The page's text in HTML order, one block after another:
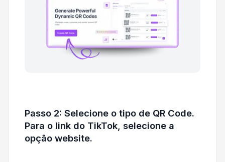
Passo 2: Selecione o tipo de QR Code.
Para o link do TikTok, selecione a
opção website.